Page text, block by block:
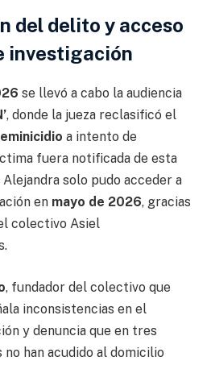
del delito y acceso
investigación
se llevó a cabo la audiencia
, donde la jueza reclasificó el
a intento de
fuera notificada de esta
solo pudo acceder a
en mayo de 2026, gracias
colectivo Asiel
, fundador del colectivo que
inconsistencias en el
y denuncia que en tres
no han acudido al domicilio